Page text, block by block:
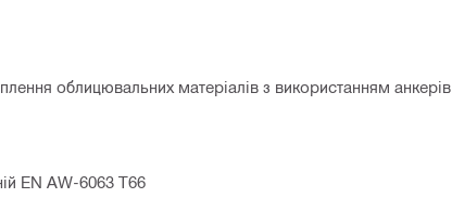
облицювальних матеріалів з використанням анкерів
EN AW-6063 T66